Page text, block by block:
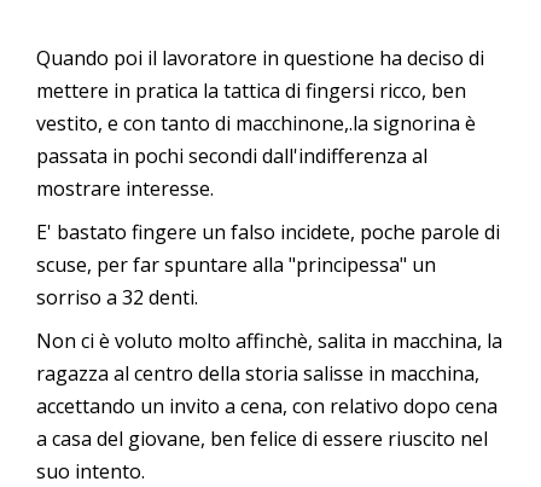
Quando poi il lavoratore in questione ha deciso di
mettere in pratica la tattica di fingersi ricco, ben
vestito, e con tanto di macchinone,.la signorina è
passata in pochi secondi dall'indifferenza al
mostrare interesse.
E' bastato fingere un falso incidete, poche parole di
scuse, per far spuntare alla "principessa" un
sorriso a 32 denti.
Non ci è voluto molto affinchè, salita in macchina, la
ragazza al centro della storia salisse in macchina,
accettando un invito a cena, con relativo dopo cena
a casa del giovane, ben felice di essere riuscito nel
suo intento.